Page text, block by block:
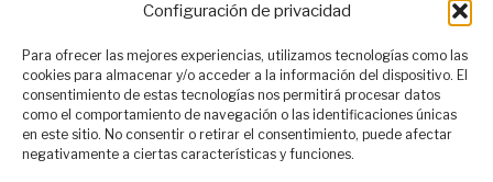
Configuración de privacidad
Para ofrecer las mejores experiencias, utilizamos tecnologías como las
cookies para almacenar y/o acceder a la información del dispositivo. El
consentimiento de estas tecnologías nos permitirá procesar datos
como el comportamiento de navegación o las identificaciones únicas
en este sitio. No consentir o retirar el consentimiento, puede afectar
negativamente a ciertas características y funciones.